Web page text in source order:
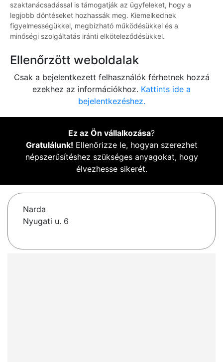
szaktanácsadással is támogatják az ügyfeleket, hogy a
legjobb döntéseket hozhassák meg. Kiemelkednek
figyelmességükkel, megbízható működésükkel és a
minőségi szolgáltatás iránti elköteleződésükkel.
Ellenőrzött weboldalak
Csak a bejelentkezett felhasználók férhetnek hozzá
ezekhez az információkhoz. Kattints ide a
bejelentkezéshez.
Ez az Ön vállalkozása?
Gratulálunk! Ellenőrizze le, hogyan szerezhet
népszerűsítéshez szükséges anyagokat, hogy
élvezhesse sikerét.
Narda
Nyugati u. 6